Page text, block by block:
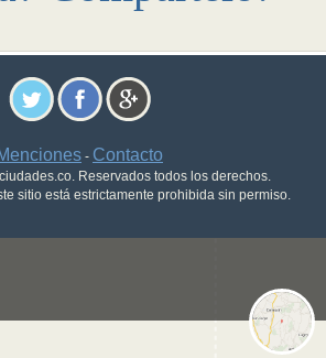
- Contacto
Reservados todos los derechos.
sitio está estrictamente prohibida sin permiso.